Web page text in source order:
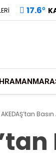
17.6°
AKEDAŞ’tan